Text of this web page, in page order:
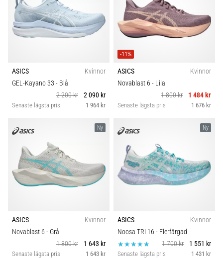
ASICS
Kvinnor
GEL-Kayano 33 - Blå
2 200 kr
2 090 kr
Senaste lägsta pris 1 964 kr
-11%
ASICS
Kvinnor
Novablast 6 - Lila
1 800 kr
1 484 kr
Senaste lägsta pris 1 676 kr
Ny
ASICS
Kvinnor
Novablast 6 - Grå
1 800 kr
1 643 kr
Senaste lägsta pris 1 643 kr
Ny
ASICS
Kvinnor
Noosa TRI 16 - Flerfärgad
1 700 kr
1 551 kr
Senaste lägsta pris 1 431 kr